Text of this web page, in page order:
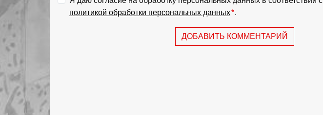
политикой обработки персональных данных*.
ДОБАВИТЬ КОММЕНТАРИЙ